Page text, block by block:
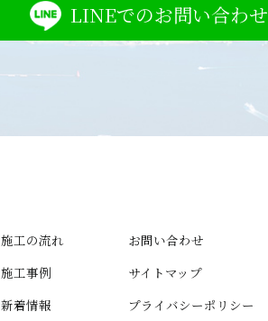
LINEでのお問い合わせ
施工の流れ
施工事例
新着情報
お問い合わせ
サイトマップ
プライバシーポリシー